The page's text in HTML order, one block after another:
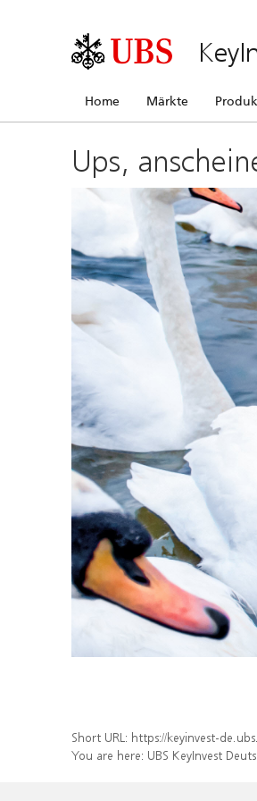
Home Märkte
Ups,
Short URL: https://keyinvest-
You are here: UBS KeyInvest